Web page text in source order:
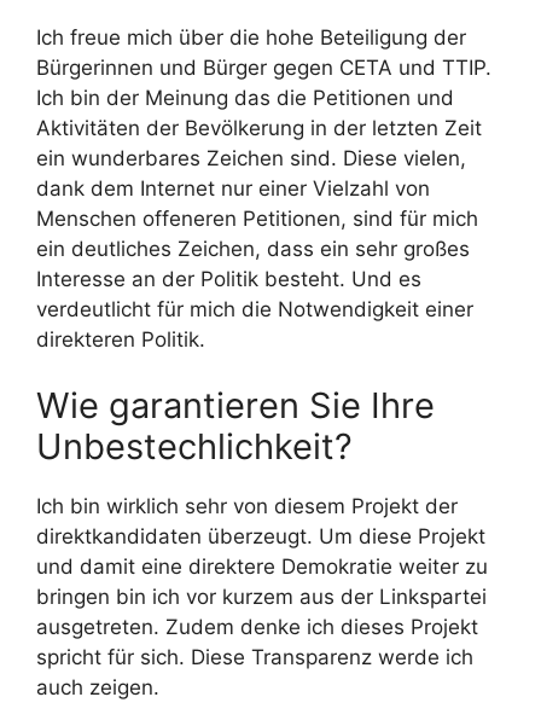
Ich freue mich über die hohe Beteiligung der
Bürgerinnen und Bürger gegen CETA und TTIP.
Ich bin der Meinung das die Petitionen und
Aktivitäten der Bevölkerung in der letzten Zeit
ein wunderbares Zeichen sind. Diese vielen,
dank dem Internet nur einer Vielzahl von
Menschen offeneren Petitionen, sind für mich
ein deutliches Zeichen, dass ein sehr großes
Interesse an der Politik besteht. Und es
verdeutlicht für mich die Notwendigkeit einer
direkteren Politik.
Wie garantieren Sie Ihre
Unbestechlichkeit?
Ich bin wirklich sehr von diesem Projekt der
direktkandidaten überzeugt. Um diese Projekt
und damit eine direktere Demokratie weiter zu
bringen bin ich vor kurzem aus der Linkspartei
ausgetreten. Zudem denke ich dieses Projekt
spricht für sich. Diese Transparenz werde ich
auch zeigen.